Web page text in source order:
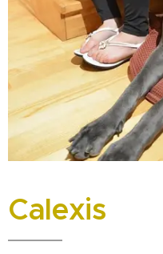
Calexis